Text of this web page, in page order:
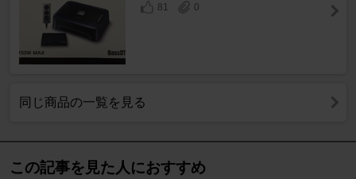
81
0
同じ商品の一覧を見る
この記事を見た人におすすめ